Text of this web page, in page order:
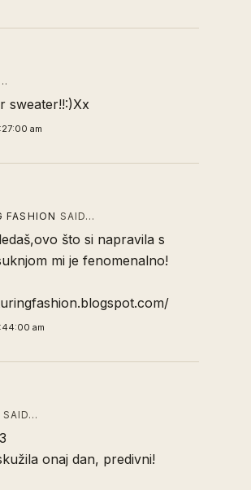
sweater!!:)Xx
am
FASHION SAID…
što si napravila s
mi je fenomenalno!
am
SAID…
onaj dan, predivni!